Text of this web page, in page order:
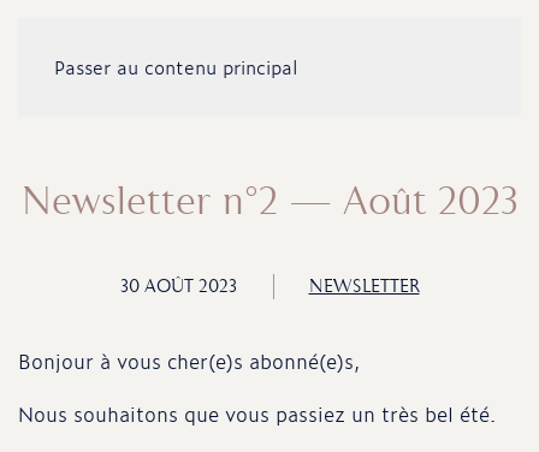
Passer au contenu principal
Newsletter n°2 – Août 2023
30 AOÛT 2023 NEWSLETTER
Bonjour à vous cher(e)s abonné(e)s,
Nous souhaitons que vous passiez un très bel été.